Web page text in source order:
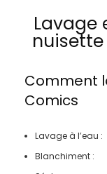
Lavage
Comment
Comics
Lavage à l’eau :
Blanchiment :